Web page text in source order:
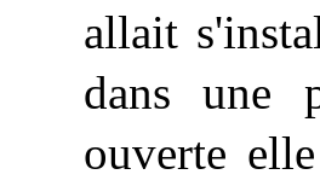
allait
dans une
ouverte